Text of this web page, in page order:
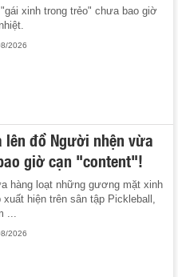
xinh trong trẻo" chưa bao giờ
2026
lên đồ Người nhện vừa
giờ cạn "content"!
hàng loạt những gương mặt xinh
xuất hiện trên sân tập Pickleball,
...
2026